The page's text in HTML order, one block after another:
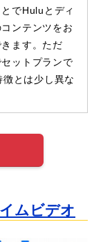
でHuluとディ
ンテンツをお
ます。ただ
ットプランで
とは少し異な
ムビデオ